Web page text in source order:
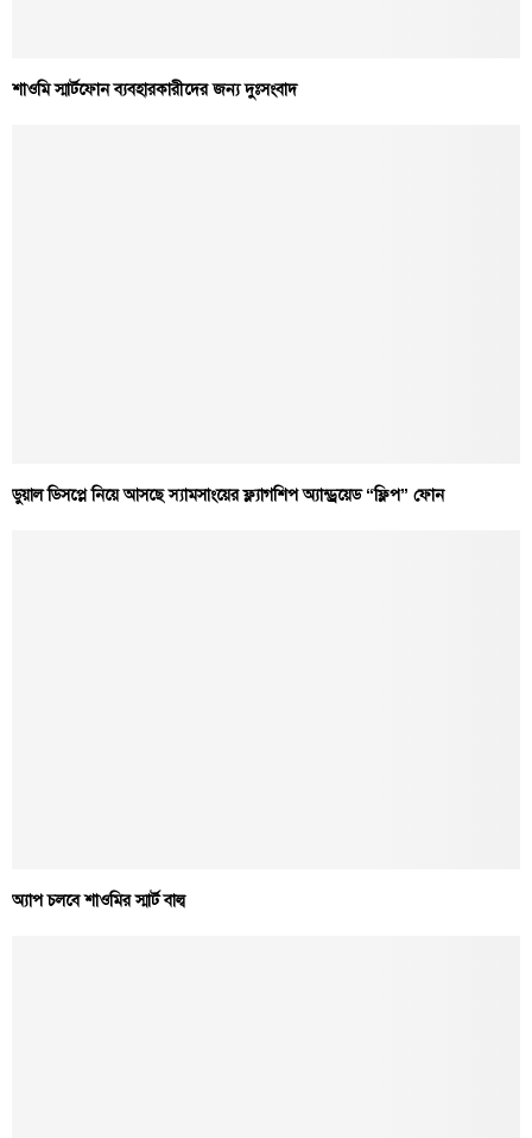
শাওমি স্মার্টফোন ব্যবহারকারীদের জন্য দুঃসংবাদ
ডুয়াল ডিসপ্লে নিয়ে আসছে স্যামসাংয়ের ফ্ল্যাগশিপ অ্যান্ড্রয়েড “ফ্লিপ” ফোন
অ্যাপ চলবে শাওমির স্মার্ট বাল্ব